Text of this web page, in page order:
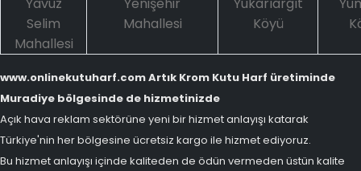
Selim
Mahallesi
Mahallesi
Köyü
www.onlinekutuharf.com Artık Krom Kutu Harf üretiminde
Muradiye bölgesinde de hizmetinizde
Açık hava reklam sektörüne yeni bir hizmet anlayışı katarak
Türkiye'nin her bölgesine ücretsiz kargo ile hizmet ediyoruz.
Bu hizmet anlayışı içinde kaliteden de ödün vermeden üstün kalite